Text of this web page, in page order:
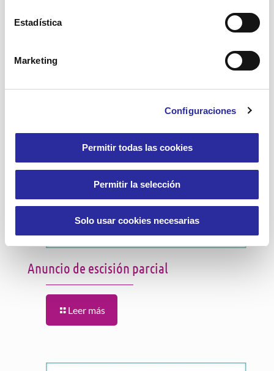
Estadística
Marketing
Configuraciones
Permitir todas las cookies
Permitir la selección
Solo usar cookies necesarias
«Memorias compartidas», una exposición
experiencias
Anuncio de escisión parcial
Leer más